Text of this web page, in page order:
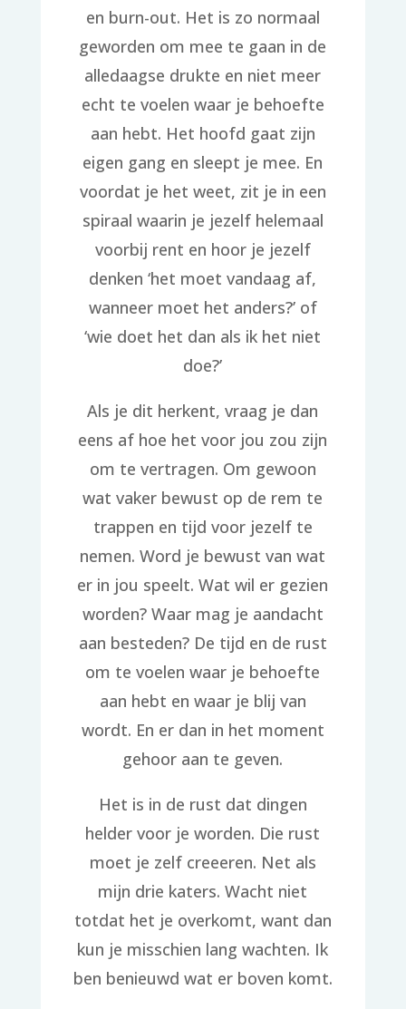
en burn-out. Het is zo normaal
geworden om mee te gaan in de
alledaagse drukte en niet meer
echt te voelen waar je behoefte
aan hebt. Het hoofd gaat zijn
eigen gang en sleept je mee. En
voordat je het weet, zit je in een
spiraal waarin je jezelf helemaal
voorbij rent en hoor je jezelf
denken ‘het moet vandaag af,
wanneer moet het anders?’ of
‘wie doet het dan als ik het niet
doe?’
Als je dit herkent, vraag je dan
eens af hoe het voor jou zou zijn
om te vertragen. Om gewoon
wat vaker bewust op de rem te
trappen en tijd voor jezelf te
nemen. Word je bewust van wat
er in jou speelt. Wat wil er gezien
worden? Waar mag je aandacht
aan besteden? De tijd en de rust
om te voelen waar je behoefte
aan hebt en waar je blij van
wordt. En er dan in het moment
gehoor aan te geven.
Het is in de rust dat dingen
helder voor je worden. Die rust
moet je zelf creeeren. Net als
mijn drie katers. Wacht niet
totdat het je overkomt, want dan
kun je misschien lang wachten. Ik
ben benieuwd wat er boven komt.